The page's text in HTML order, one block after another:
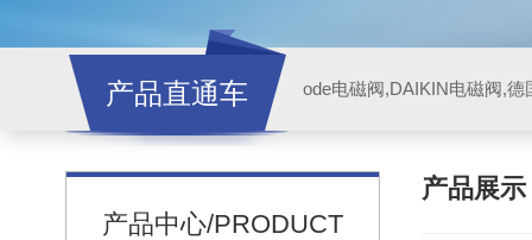
产品直通车 ode电磁阀,DAIKIN电磁阀,
产品中心/PRODUCT
产品展示